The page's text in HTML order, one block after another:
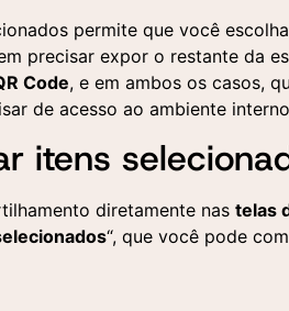
permite que você
precisar expor o restante da
Code, e em ambos os casos,
de acesso ao ambiente
itens
diretamente nas telas
“, que você pode